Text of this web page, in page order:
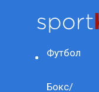
Футбол
Бокс/